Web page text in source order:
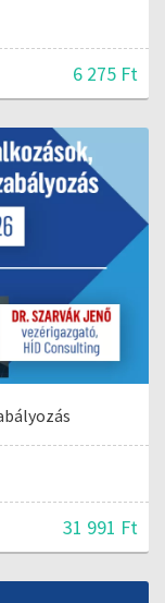
6 275 Ft
31 991 Ft